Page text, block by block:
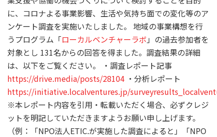
に、コロナよる事業影響、生活や気持ち面での変化等のア
ンケート調査を実施いたしました。 地域の事業構想を行
うプログラム「ローカルベンチャーラボ 」の過去参加者を
対象とし 131名からの回答を得ました。調査結果の詳細
は、以下をご覧ください。 ・調査レポート記事
https://drive.media/posts/28104 ・分析レポート
https://initiative.localventures.jp/
※本レポート内容を引用・転載いただく場合、必ずクレジ
ットを明記していただきますようお願い申し上げます。
（例：「NPO法人ETIC.が実施した調査によると」「NPO